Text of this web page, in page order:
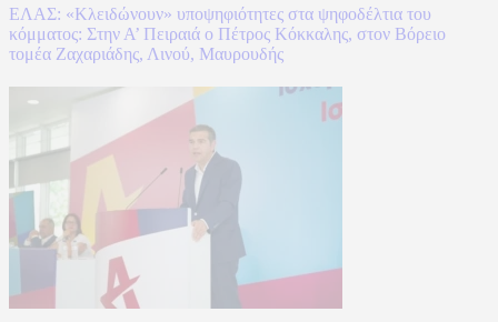
ΕΛΑΣ: «Κλειδώνουν» υποψηφιότητες στα ψηφοδέλτια του
κόμματος: Στην Α’ Πειραιά ο Πέτρος Κόκκαλης, στον Βόρειο
τομέα Ζαχαριάδης, Λινού, Μαυρουδής